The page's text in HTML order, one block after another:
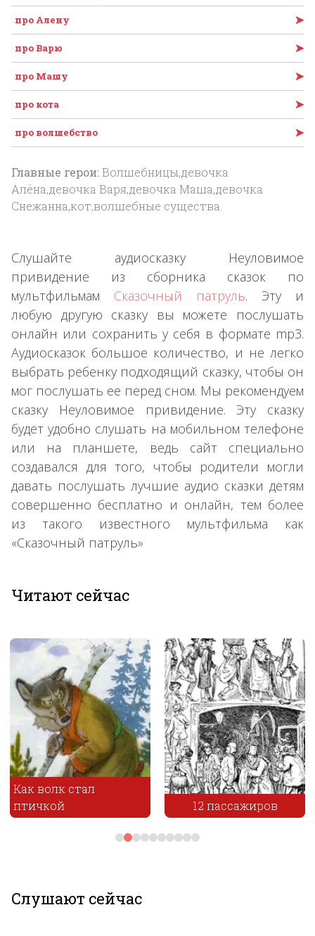
про Алену ➤
про Варю ➤
про Машу ➤
про кота ➤
про волшебство ➤
Главные герои: Волшебницы,девочка
Алёна,девочка Варя,девочка Маша,девочка
Снежанна,кот,волшебные существа.
Слушайте аудиосказку Неуловимое
привидение из сборника сказок по
мультфильмам Сказочный патруль. Эту и
любую другую сказку вы можете послушать
онлайн или сохранить у себя в формате mp3.
Аудиосказок большое количество, и не легко
выбрать ребенку подходящий сказку, чтобы он
мог послушать ее перед сном. Мы рекомендуем
сказку Неуловимое привидение. Эту сказку
будет удобно слушать на мобильном телефоне
или на планшете, ведь сайт специально
создавался для того, чтобы родители могли
давать послушать лучшие аудио сказки детям
совершенно бесплатно и онлайн, тем более
из такого известного мультфильма как
«Сказочный патруль»
Читают сейчас
Как волк стал
птичкой
12 пассажиров
Слушают сейчас